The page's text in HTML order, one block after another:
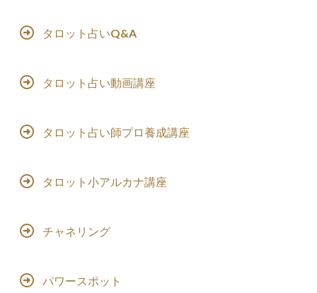
タロット占いQ&A
タロット占い動画講座
タロット占い師プロ養成講座
タロット小アルカナ講座
チャネリング
パワースポット